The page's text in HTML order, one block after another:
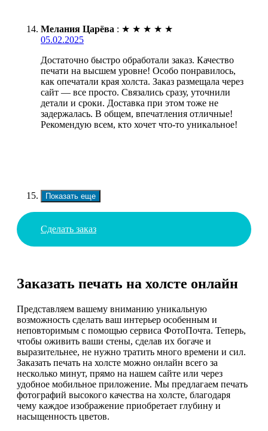
Мелания Царёва : ★ ★ ★ ★ ★
05.02.2025
Достаточно быстро обработали заказ. Качество
печати на высшем уровне! Особо понравилось,
как опечатали края холста. Заказ размещала через
сайт — все просто. Связались сразу, уточнили
детали и сроки. Доставка при этом тоже не
задержалась. В общем, впечатления отличные!
Рекомендую всем, кто хочет что-то уникальное!
Показать еще
Сделать заказ
Заказать печать на холсте онлайн
Представляем вашему вниманию уникальную
возможность сделать ваш интерьер особенным и
неповторимым с помощью сервиса ФотоПочта. Теперь,
чтобы оживить ваши стены, сделав их богаче и
выразительнее, не нужно тратить много времени и сил.
Заказать печать на холсте можно онлайн всего за
несколько минут, прямо на нашем сайте или через
удобное мобильное приложение. Мы предлагаем печать
фотографий высокого качества на холсте, благодаря
чему каждое изображение приобретает глубину и
насыщенность цветов.